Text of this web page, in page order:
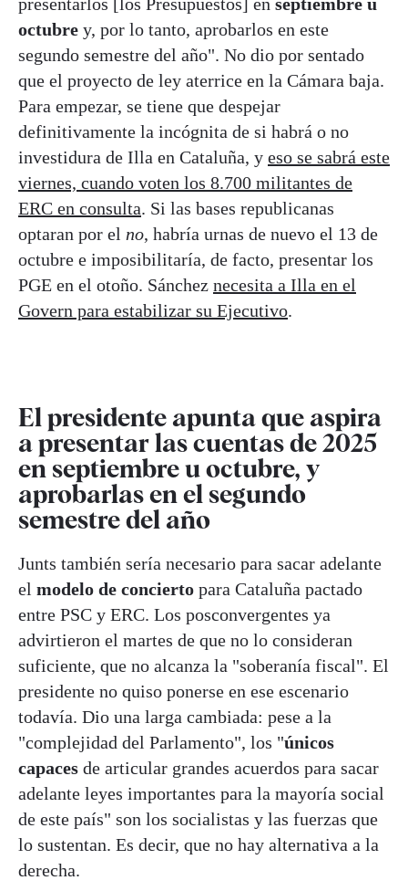
octubre y, por lo tanto, aprobarlos en este
segundo semestre del año". No dio por sentado
que el proyecto de ley aterrice en la Cámara baja.
Para empezar, se tiene que despejar
definitivamente la incógnita de si habrá o no
investidura de Illa en Cataluña, y eso se sabrá este
viernes, cuando voten los 8.700 militantes de
ERC en consulta. Si las bases republicanas
optaran por el no, habría urnas de nuevo el 13 de
octubre e imposibilitaría, de facto, presentar los
PGE en el otoño. Sánchez necesita a Illa en el
Govern para estabilizar su Ejecutivo.
El presidente apunta que aspira
a presentar las cuentas de 2025
en septiembre u octubre, y
aprobarlas en el segundo
semestre del año
Junts también sería necesario para sacar adelante
el modelo de concierto para Cataluña pactado
entre PSC y ERC. Los posconvergentes ya
advirtieron el martes de que no lo consideran
suficiente, que no alcanza la "soberanía fiscal". El
presidente no quiso ponerse en ese escenario
todavía. Dio una larga cambiada: pese a la
"complejidad del Parlamento", los "únicos
capaces de articular grandes acuerdos para sacar
adelante leyes importantes para la mayoría social
de este país" son los socialistas y las fuerzas que
lo sustentan. Es decir, que no hay alternativa a la
derecha.